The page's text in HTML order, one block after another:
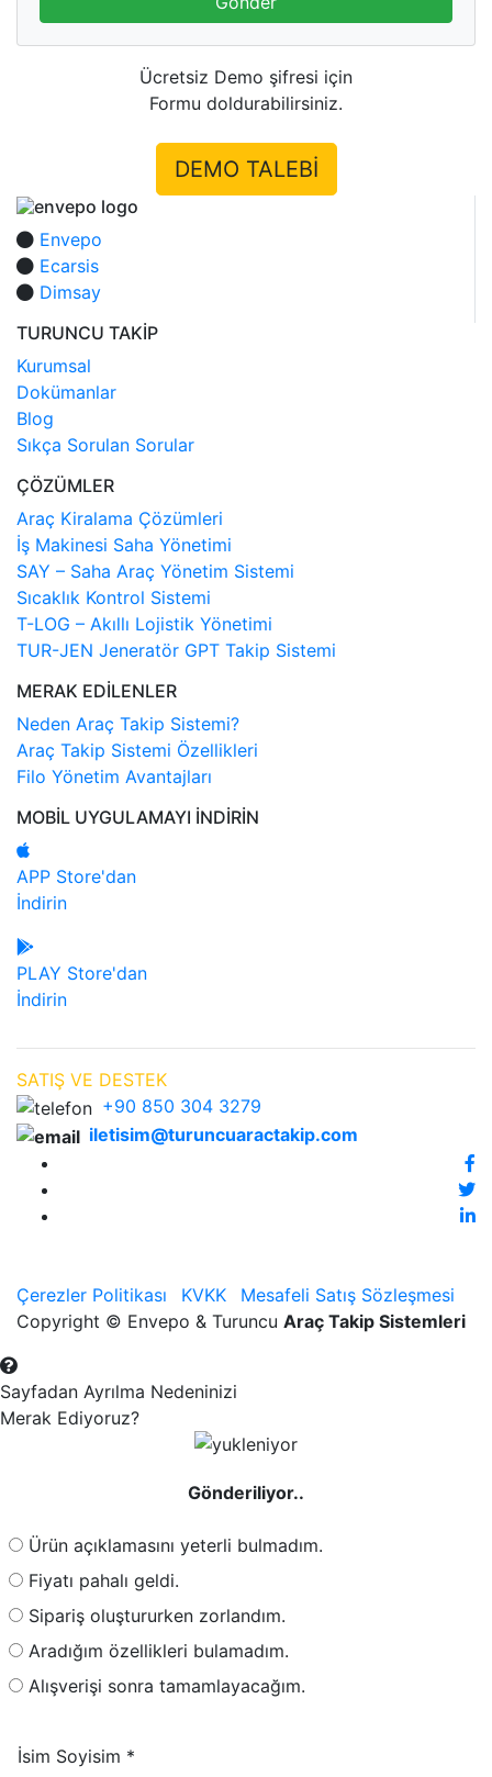
Ücretsiz Demo şifresi için
Formu doldurabilirsiniz.
DEMO TALEBİ
Envepo
Ecarsis
Dimsay
TURUNCU TAKİP
Kurumsal
Dokümanlar
Blog
Sıkça Sorulan Sorular
ÇÖZÜMLER
Araç Kiralama Çözümleri
İş Makinesi Saha Yönetimi
SAY – Saha Araç Yönetim Sistemi
Sıcaklık Kontrol Sistemi
T-LOG – Akıllı Lojistik Yönetimi
TUR-JEN Jeneratör GPT Takip Sistemi
MERAK EDİLENLER
Neden Araç Takip Sistemi?
Araç Takip Sistemi Özellikleri
Filo Yönetim Avantajları
MOBİL UYGULAMAYI İNDİRİN
APP Store'dan
İndirin
PLAY Store'dan
İndirin
SATIŞ VE DESTEK
+90 850 304 3279
iletisim@turuncuaractakip.com
Çerezler Politikası KVKK
Mesafeli Satış Sözleşmesi
Copyright © Envepo & Turuncu Araç Takip Sistemleri
Sayfadan Ayrılma Nedeninizi
Merak Ediyoruz?
Gönderiliyor..
Ürün açıklamasını yeterli bulmadım.
Fiyatı pahalı geldi.
Sipariş oluştururken zorlandım.
Aradığım özellikleri bulamadım.
Alışverişi sonra tamamlayacağım.
İsim Soyisim *